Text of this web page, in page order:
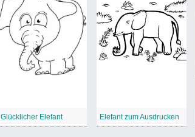
Glücklicher Elefant Elefant zum Ausdrucken